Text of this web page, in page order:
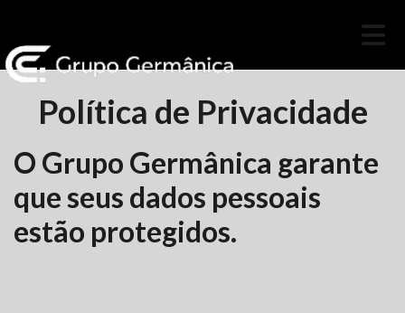
Política de Privacidade
O Grupo Germânica garante
que seus dados pessoais
estão protegidos.